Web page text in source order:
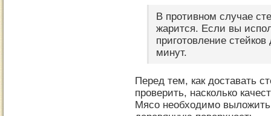
В противном случае
жарится. Если вы
приготовление
минут.
Перед тем, как доставать
проверить, насколько
Мясо необходимо